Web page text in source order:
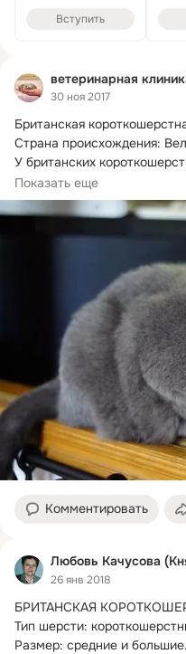
Вступить
ветеринарная
30 ноя 2017
Британская
Страна происхождения:
У британских
шерсть, плотная...
Показать еще
Комментировать
Любовь Качусова
26 янв 2018
БРИТАНСКАЯ
Тип шерсти:
Размер: средние и большие